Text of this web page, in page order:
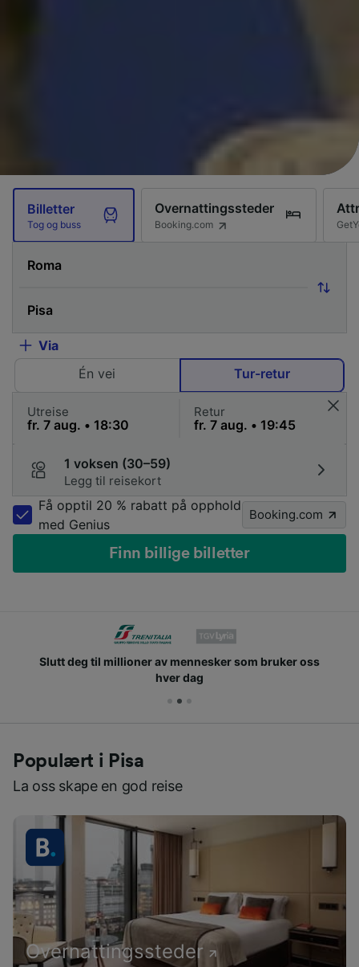
Billetter
Tog og buss
Overnattingssteder
Booking.com
Via
Én vei
Tur-retur
Utreise Retur
1 voksen (30–59)
Legg til reisekort
Få opptil 20 % rabatt på opphold
med Genius
Booking.com
Finn billige billetter
Slutt deg til millioner av mennesker som bruker oss
hver dag
Populært i Pisa
La oss skape en god reise
Overnattingssteder